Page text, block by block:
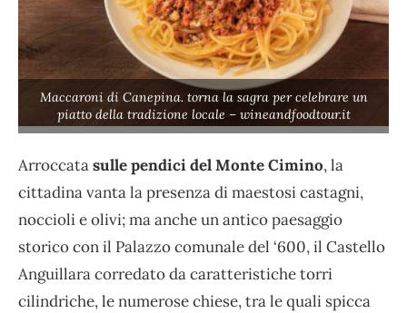
Maccaroni di Canepina. torna la sagra per celebrare un
piatto della tradizione locale – wineandfoodtour.it
Arroccatasulle pendici del Monte Cimino, la
cittadina vanta la presenza di maestosi castagni,
noccioli e olivi; ma anche un antico paesaggio
storico con il Palazzo comunale del ‘600, il Castello
Anguillara corredato da caratteristiche torri
cilindriche, le numerose chiese, tra le quali spicca